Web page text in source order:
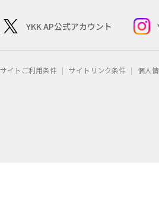
YKK AP公式アカウント
サイトご利用条件 サイトリンク条件 個人